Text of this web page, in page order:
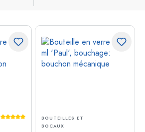
Average rating of 5 out of 5 stars
BOUTEILLES ET
BOCAUX